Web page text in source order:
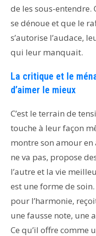
de les sous-
se dénoue et que le
s’autorise l’audace,
qui leur manquait.
La critique et le
d’aimer le mieux
C’est le terrain de
touche à leur façon
montre son amour
ne va pas, propose
l’autre et la vie
est une forme de
pour l’harmonie,
une fausse note, une
Ce qu’il offre comme